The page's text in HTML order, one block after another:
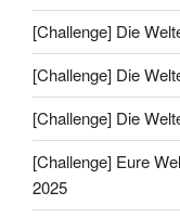
[Challenge] Die
[Challenge] Die
[Challenge] Die
[Challenge] Eure
2025